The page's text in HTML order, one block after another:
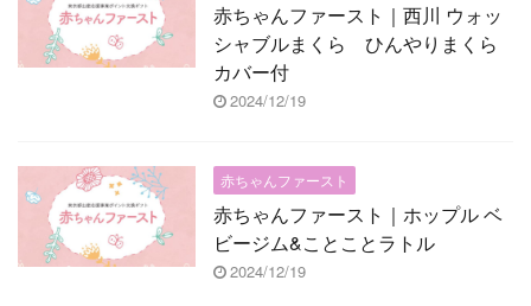
赤ちゃんファースト｜西川 ウォッ
シャブルまくら ひんやりまくら
カバー付
2024/12/19
赤ちゃんファースト
赤ちゃんファースト｜ホップル ベ
ビージム&ことことラトル
2024/12/19